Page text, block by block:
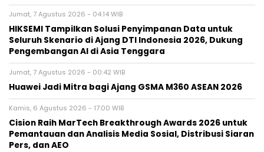
Jumat, 7 Agustus 2026 - 04:14 WIB
HIKSEMI Tampilkan Solusi Penyimpanan Data untuk
Seluruh Skenario di Ajang DTI Indonesia 2026, Dukung
Pengembangan AI di Asia Tenggara
Jumat, 7 Agustus 2026 - 00:42 WIB
Huawei Jadi Mitra bagi Ajang GSMA M360 ASEAN 2026
Kamis, 6 Agustus 2026 - 17:00 WIB
Cision Raih MarTech Breakthrough Awards 2026 untuk
Pemantauan dan Analisis Media Sosial, Distribusi Siaran
Pers, dan AEO